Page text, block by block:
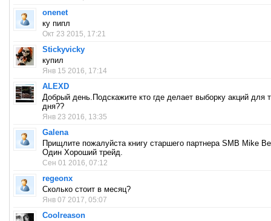
onenet
ку пипл
Окт 23 2015, 17:21
Stickyvicky
купил
Янв 15 2016, 17:14
ALEXD
Добрый день.Подскажите кто где делает выборку акций для
дня??
Янв 23 2016, 13:35
Galena
Прищлите пожалуйста книгу старшего партнера SMB Mike
Один Хороший трейд.
Сен 01 2016, 07:12
regeonx
Сколько стоит в месяц?
Янв 07 2017, 05:07
Coolreason